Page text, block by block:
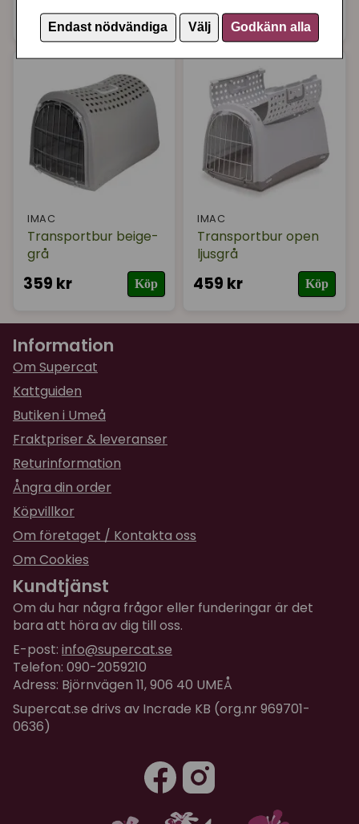
Endast nödvändiga Välj Godkänn alla
359 kr Köp 349 kr Köp
IMAC
Transportbur beige-
grå
359 kr Köp
IMAC
Transportbur open
ljusgrå
459 kr Köp
Information
Om Supercat
Kattguiden
Butiken i Umeå
Fraktpriser & leveranser
Returinformation
Ångra din order
Köpvillkor
Om företaget / Kontakta oss
Om Cookies
Kundtjänst
Om du har några frågor eller funderingar är det
bara att höra av dig till oss.
E-post: info@supercat.se
Telefon: 090-2059210
Adress: Björnvägen 11, 906 40 UMEÅ
Supercat.se drivs av Incrade KB (org.nr 969701-
0636)